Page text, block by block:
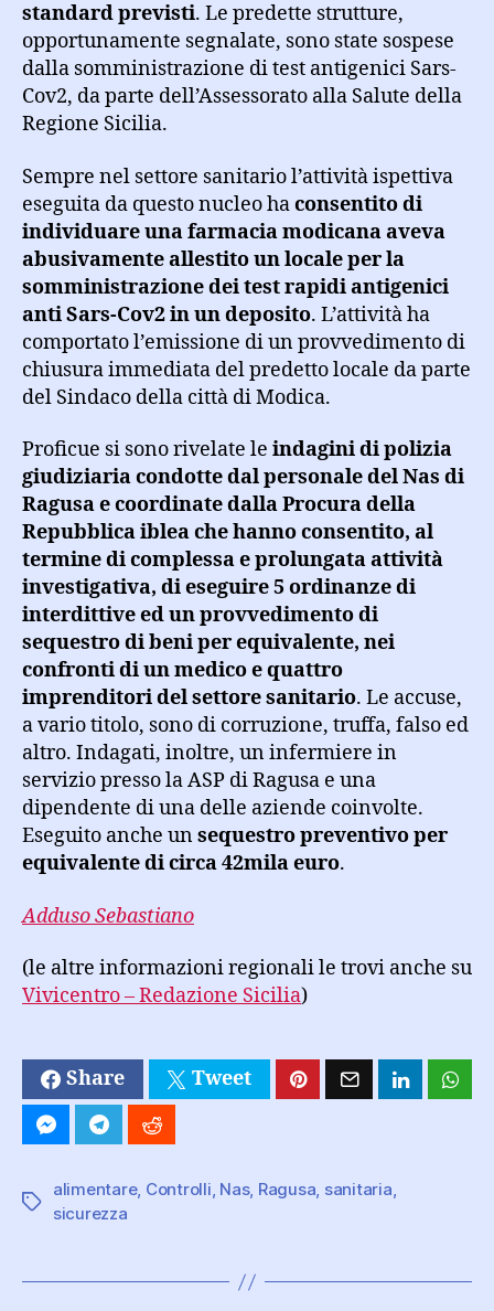
standard previsti. Le predette strutture,
opportunamente segnalate, sono state sospese
dalla somministrazione di test antigenici Sars-
Cov2, da parte dell’Assessorato alla Salute della
Regione Sicilia.
Sempre nel settore sanitario l’attività ispettiva
eseguita da questo nucleo haconsentito di
individuare una farmacia modicana aveva
abusivamente allestito un locale per la
somministrazione dei test rapidi antigenici
anti Sars-Cov2 in un deposito. L’attività ha
comportato l’emissione di un provvedimento di
chiusura immediata del predetto locale da parte
del Sindaco della città di Modica.
Proficue si sono rivelate le indagini di polizia
giudiziaria condotte dal personale del Nas di
Ragusa e coordinate dalla Procura della
Repubblica iblea che hanno consentito, al
termine di complessa e prolungata attività
investigativa, di eseguire 5 ordinanze di
interdittive ed un provvedimento di
sequestro di beni per equivalente, nei
confronti di un medico e quattro
imprenditori del settore sanitario. Le accuse,
a vario titolo, sono di corruzione, truffa, falso ed
altro. Indagati, inoltre, un infermiere in
servizio presso la ASP di Ragusa e una
dipendente di una delle aziende coinvolte.
Eseguito anche unsequestro preventivo per
equivalente di circa 42mila euro.
Adduso Sebastiano
(le altre informazioni regionali le trovi anche su
Vivicentro – Redazione Sicilia)
Share Tweet
Tag
alimentare, Controlli, Nas, Ragusa, sanitaria,
sicurezza